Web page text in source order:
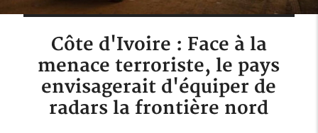
Côte d'Ivoire : Face à la
menace terroriste, le pays
envisagerait d'équiper de
radars la frontière nord